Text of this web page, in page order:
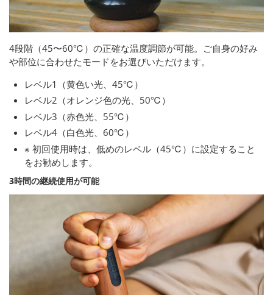
4段階（45〜60℃）の正確な温度調節が可能。ご自身の好み
や部位に合わせたモードをお選びいただけます。
レベル1（黄色い光、45℃）
レベル2（オレンジ色の光、50℃）
レベル3（赤色光、55℃）
レベル4（白色光、60℃）
※ 初回使用時は、低めのレベル（45℃）に設定すること
をお勧めします。
3時間の継続使用が可能